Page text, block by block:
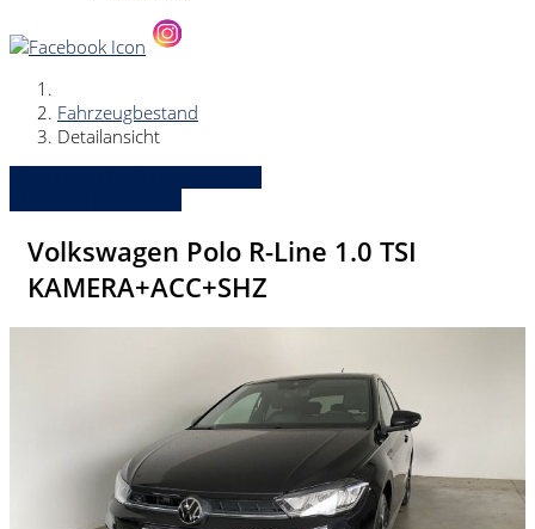
Fahrzeugbestand
Detailansicht
Volkswagen Polo R-Line 1.0 TSI
KAMERA+ACC+SHZ